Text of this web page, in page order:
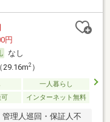
円
なし
29.16m2）
一人暮らし
インターネット無料
理人巡回・保証人不